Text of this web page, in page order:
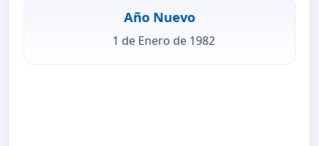
Año Nuevo
1 de Enero de 1982